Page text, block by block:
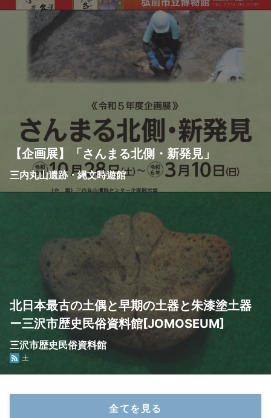
【企画展】「さんまる北側・新発見」
三内丸山遺跡・縄文時遊館
北日本最古の土偶と早期の土器と朱漆塗土器
ー三沢市歴史民俗資料館[JOMOSEUM]
三沢市歴史民俗資料館
土
全てを見る